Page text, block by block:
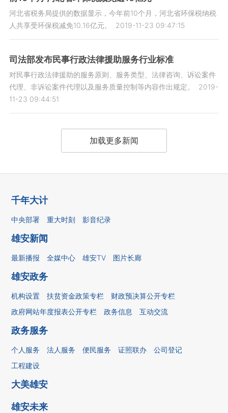
河北省税务局提供的数据显示，今年前10个月，河北省环保税纳税
人共享受环保税减免10.16亿元。
2019-11-23 09:47:15
司法部发布民事行政法律援助服务行业标准
对民事行政法律援助的服务原则、服务类型、法律咨询、诉讼案件
代理、非诉讼案件代理以及服务质量控制等内容作出规定。
2019-
11-23 09:44:51
加载更多新闻
千年大计
中央部署 重大时刻 影音纪录
雄安新闻
最新播报 全媒中心 雄安TV 图片长廊
雄安政务
机构设置 扶贫资金政策专栏
财政预决算公开专栏
政府网站年度报表公开专栏
政务信息 互动交流
政务服务
个人服务 法人服务 便民服务 证照联办
公司登记
工程建设
大美雄安
雄安未来